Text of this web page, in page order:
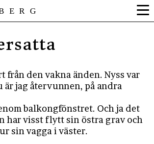
från den vakna änden. Nyss var
är jag återvunnen, på andra
balkongfönstret. Och ja det
har visst flytt sin östra grav och
sin vagga i väster.